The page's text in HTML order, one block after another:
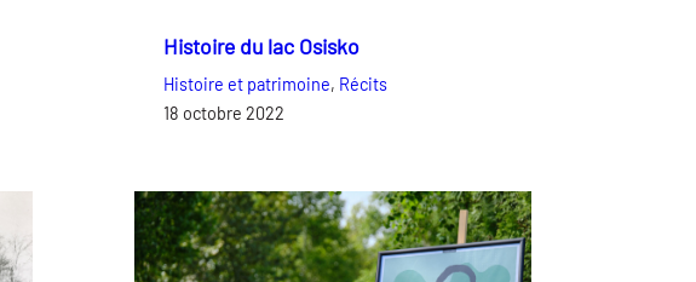
Histoire du lac Osisko
Histoire et patrimoine, Récits
18 octobre 2022